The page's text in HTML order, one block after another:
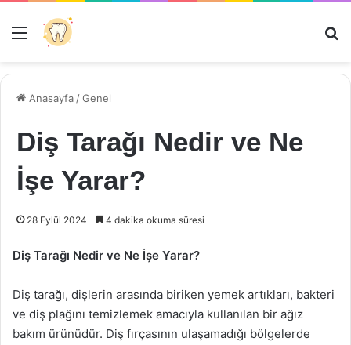
Menü
Anasayfa /Genel
Diş Tarağı Nedir ve Ne
İşe Yarar?
28 Eylül 2024 4 dakika okuma süresi
Diş Tarağı Nedir ve Ne İşe Yarar?
Diş tarağı, dişlerin arasında biriken yemek artıkları, bakteri
ve diş plağını temizlemek amacıyla kullanılan bir ağız
bakım ürünüdür. Diş fırçasının ulaşamadığı bölgelerde